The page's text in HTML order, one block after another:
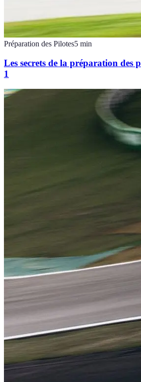
Préparation des Pilotes5 min
Les secrets de la préparation des
1